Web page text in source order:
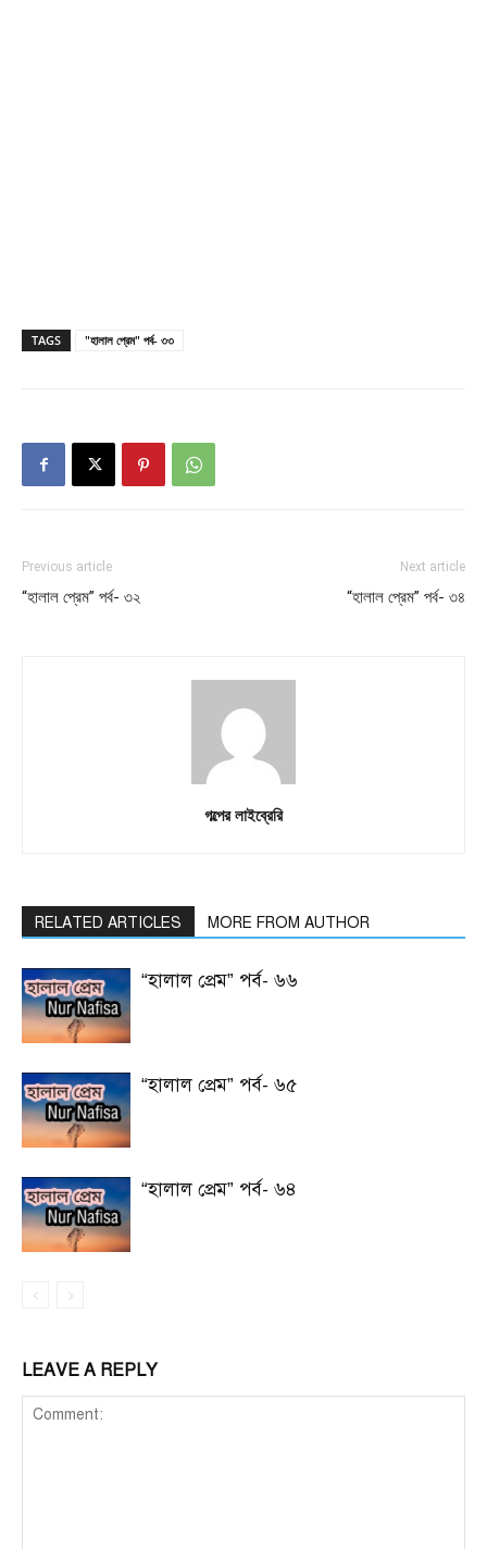
TAGS "হালাল প্রেম" পর্ব- ৩৩
Previous article
“হালাল প্রেম” পর্ব- ৩২
Next article
“হালাল প্রেম” পর্ব- ৩৪
গল্পের লাইব্রেরি
RELATED ARTICLES MORE FROM AUTHOR
“হালাল প্রেম” পর্ব- ৬৬
“হালাল প্রেম” পর্ব- ৬৫
“হালাল প্রেম” পর্ব- ৬৪
LEAVE A REPLY